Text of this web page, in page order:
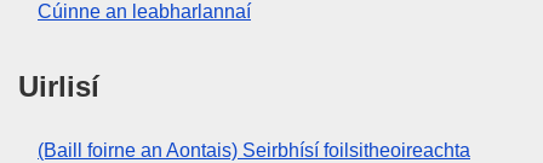
Cúinne an leabharlannaí
Uirlisí
(Baill foirne an Aontais) Seirbhísí foilsitheoireachta